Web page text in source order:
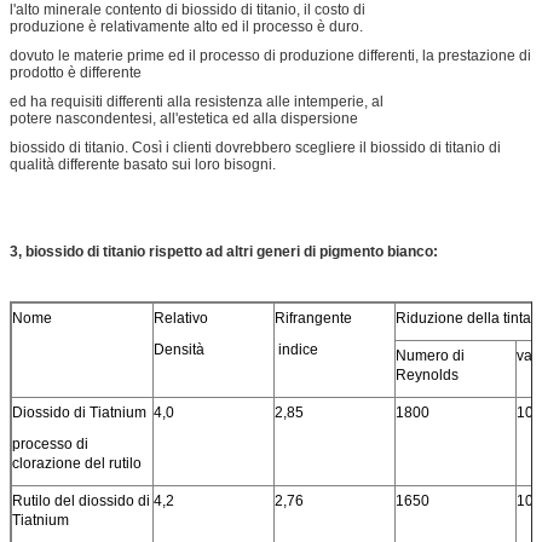
l'alto minerale contento di biossido di titanio, il costo di
produzione è relativamente alto ed il processo è duro.
dovuto le materie prime ed il processo di produzione differenti, la prestazione di
prodotto è differente
ed ha requisiti differenti alla resistenza alle intemperie, al
potere nascondentesi, all'estetica ed alla dispersione
biossido di titanio. Così i clienti dovrebbero scegliere il biossido di titanio di
qualità differente basato sui loro bisogni.
3, biossido di titanio rispetto ad altri generi di pigmento bianco:
Nome
Relativo
Densità
Rifrangente
indice
Riduzione della tinta
Numero di
Reynolds
Diossido di Tiatnium
processo di
clorazione del rutilo
4,0 2,85 1800 105
Rutilo del diossido di
Tiatnium
4,2 2,76 1650 100